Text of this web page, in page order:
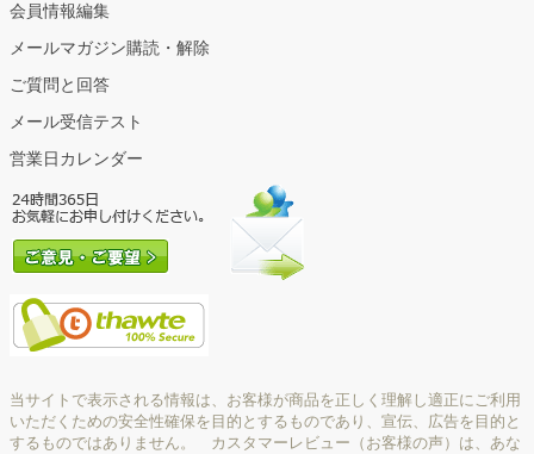
会員情報編集
メールマガジン購読・解除
ご質問と回答
メール受信テスト
営業日カレンダー
当サイトで表示される情報は、お客様が商品を正しく理解し適正にご利用
いただくための安全性確保を目的とするものであり、宣伝、広告を目的と
するものではありません。 カスタマーレビュー（お客様の声）は、あな